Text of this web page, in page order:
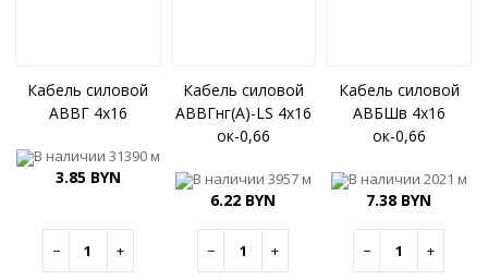
Кабель силовой
АВВГ 4x16
В наличии 31390 м
3.85 BYN
− +
Кабель силовой
АВВГнг(A)-LS 4x16
ок-0,66
В наличии 3957 м
6.22 BYN
− +
Кабель силовой
АВБШв 4x16
ок-0,66
В наличии 2021 м
7.38 BYN
− +